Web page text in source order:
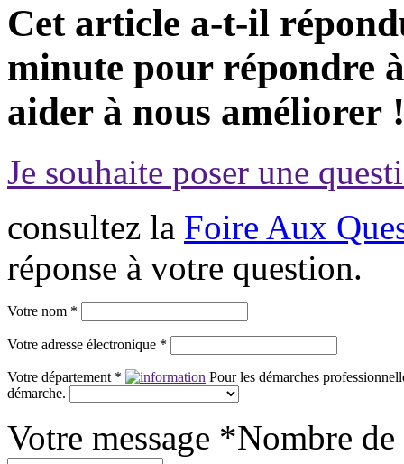
Cet article a-t-il
minute pour répondre
aider à nous améliorer !
Je souhaite poser une
consultez la Foire Aux
réponse à votre question.
Votre nom *
Votre adresse électronique *
Votre département *
Pour les démarches
démarche.
Votre message *Nombre